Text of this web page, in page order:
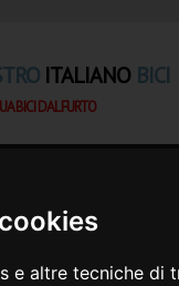
e altre tecniche di
ITALIANO BICI
BICI DAL FURTO